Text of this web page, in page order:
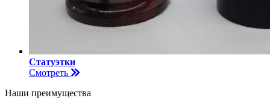
Статуэтки
Смотреть
Наши преимущества